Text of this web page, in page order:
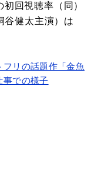
回視聴率（同）
谷健太主演）は
フリの話題作「金魚
事での様子